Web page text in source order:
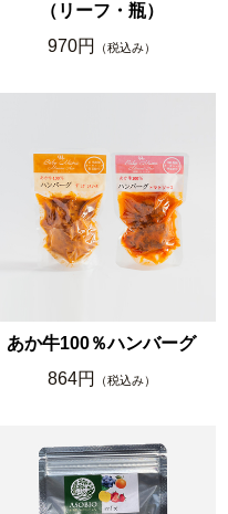
（リーフ・瓶）
970円
（税込み）
あか牛100％ハンバーグ
864円
（税込み）